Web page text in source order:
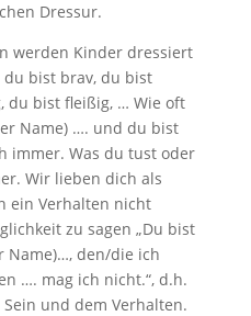
Dressur.
werden Kinder dressiert
du bist brav, du bist
du bist fleißig, … Wie oft
Name) …. und du bist
immer. Was du tust oder
Wir lieben dich als
ein Verhalten nicht
zu sagen „Du bist
Name)…, den/die ich
…. mag ich nicht.“, d.h.
und dem Verhalten.